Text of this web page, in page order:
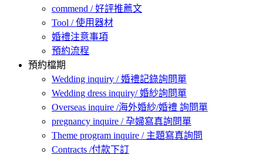
commend / 好評推薦文
Tool / 使用器材
婚禮注意事項
預約流程
預約檔期
Wedding inquiry / 婚禮記錄詢問單
Wedding dress inquiry/ 婚紗詢問單
Overseas inquire /海外婚紗/婚禮 詢問單
pregnancy inquire / 孕婦寫真詢問單
Theme program inquire / 主題寫真詢問
Contracts /付款下訂